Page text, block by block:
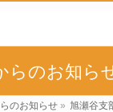
らのお知ら
のお知らせ » 旭瀬谷支